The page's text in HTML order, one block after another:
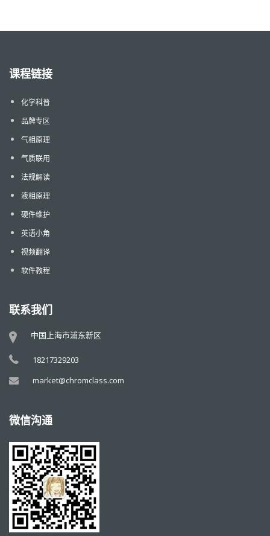
课程链接
化学科普
品牌专区
气相原理
气质联用
法规解读
液相原理
硬件维护
英语小角
视频翻译
软件教程
联系我们
中国上海市浦东新区
18217329203
market@chromclass.com
微信沟通